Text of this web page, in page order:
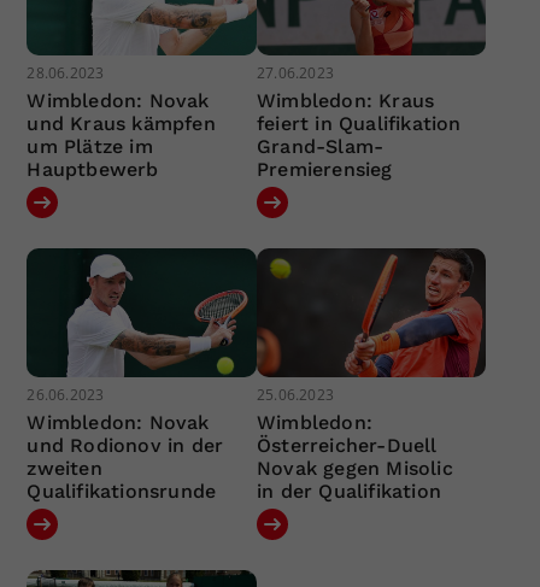
28.06.2023
Wimbledon: Novak
und Kraus kämpfen
um Plätze im
Hauptbewerb
27.06.2023
Wimbledon: Kraus
feiert in Qualifikation
Grand-Slam-
Premierensieg
26.06.2023
Wimbledon: Novak
und Rodionov in der
zweiten
Qualifikationsrunde
25.06.2023
Wimbledon:
Österreicher-Duell
Novak gegen Misolic
in der Qualifikation